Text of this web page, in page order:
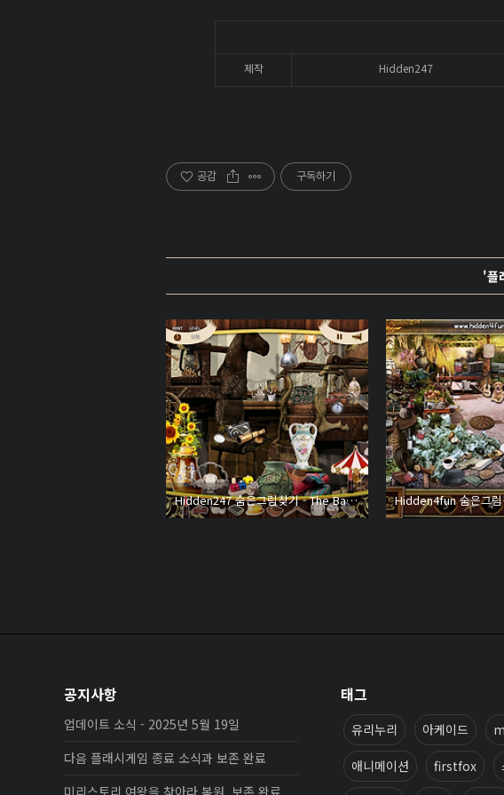
제작 Hidden247
공감 구독하기
'플
Hidden247 숨은그림찾기 - The Barber Shop Murder
공지사항
업데이트 소식 - 2025년 5월 19일
다음 플래시게임 종료 소식과 보존 완료
미리스토리 여왕을 찾아라 복원, 보존 완료
태그
유리누리 아케이드
애니메이션 firstfox